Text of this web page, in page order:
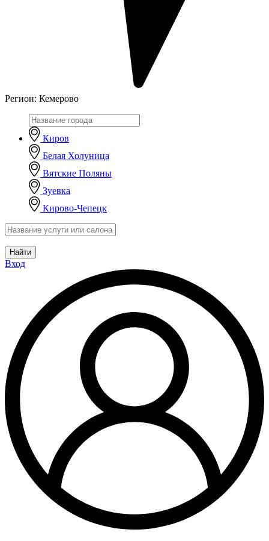
Регион: Кемерово
Киров
Белая Холуница
Вятские Поляны
Зуевка
Кирово-Чепецк
Найти
Вход